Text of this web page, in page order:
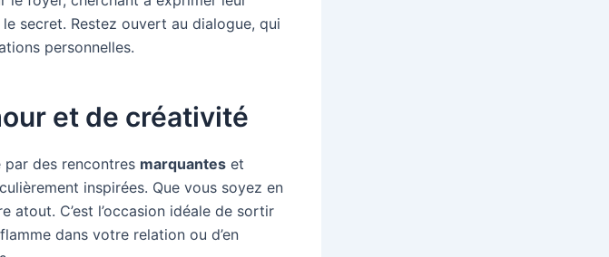
secret. Restez ouvert au dialogue, qui
personnelles.
et de créativité
des rencontres marquantes et
inspirées. Que vous soyez en
atout. C’est l’occasion idéale de sortir
dans votre relation ou d’en